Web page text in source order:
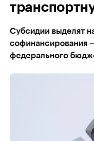
Субсидии выделят
софинансирования
федерального